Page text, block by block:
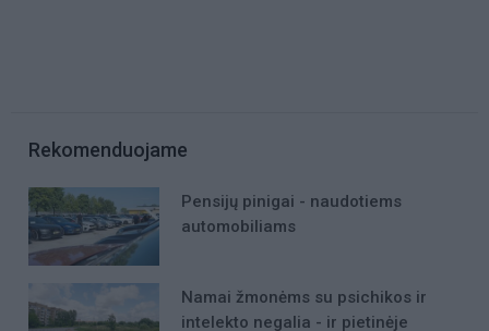
Rekomenduojame
Pensijų pinigai - naudotiems
automobiliams
Namai žmonėms su psichikos ir
intelekto negalia - ir pietinėje